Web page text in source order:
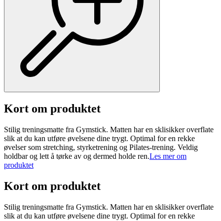
Kort om produktet
Stilig treningsmatte fra Gymstick. Matten har en sklisikker overflate
slik at du kan utføre øvelsene dine trygt. Optimal for en rekke
øvelser som stretching, styrketrening og Pilates-trening. Veldig
holdbar og lett å tørke av og dermed holde ren.Les mer om
produktet
Kort om produktet
Stilig treningsmatte fra Gymstick. Matten har en sklisikker overflate
slik at du kan utføre øvelsene dine trygt. Optimal for en rekke